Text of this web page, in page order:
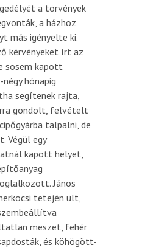
a törvények
a házhoz
más igényelte ki.
kérvényeket írt az
sosem kapott
hónapig
segítenek rajta,
gondolt, felvételt
talpalni, de
Végül egy
kapott helyet,
János
tetején ült,
meszet, fehér
és köhögött-